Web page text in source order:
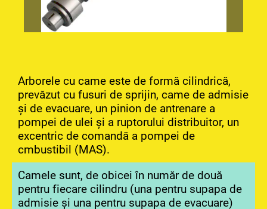
Arborele cu came este de formă cilindrică,
prevăzut cu fusuri de sprijin, came de admisie
și de evacuare, un pinion de antrenare a
pompei de ulei și a ruptorului distribuitor, un
excentric de comandă a pompei de
cmbustibil (MAS).
Camele sunt, de obicei în număr de două
pentru fiecare cilindru (una pentru supapa de
admisie și una pentru supapa de evacuare)